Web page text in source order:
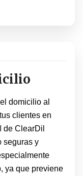
domicilio al
clientes en
de ClearDil
seguras y
ya que previene